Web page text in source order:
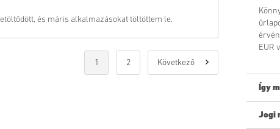
és máris alkalmazásokat töltöttem le.
1 2 Következő
EUR
Így
Új
Jogi